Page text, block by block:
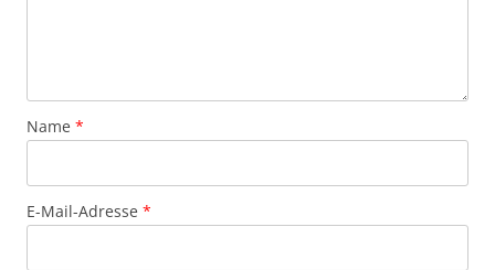
Name *
E-Mail-Adresse *